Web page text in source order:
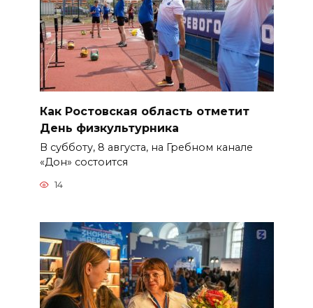
Как Ростовская область отметит
День физкультурника
В субботу, 8 августа, на Гребном канале
«Дон» состоится
14